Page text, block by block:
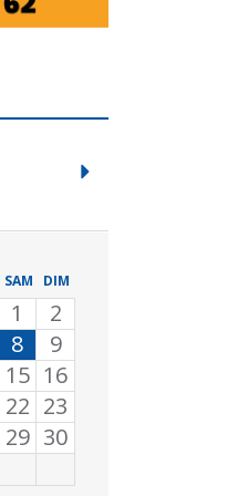
SAM DIM
1
2
8
9
15 16
22 23
29 30